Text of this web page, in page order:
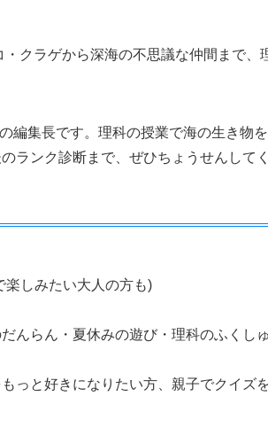
クラゲから深海の不思議な仲間まで、
編集長です。理科の授業で海の生き物を
ランク診断まで、ぜひちょうせんして
楽しみたい大人の方も)
んらん・夏休みの遊び・理科のふくしゅ
っと好きになりたい方、親子でクイズ